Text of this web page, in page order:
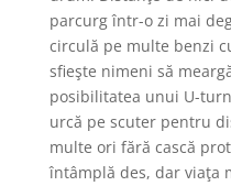
parcurg într-o zi mai
circulă pe multe benzi
sfieşte nimeni să
posibilitatea unui U-
urcă pe scuter pentru
multe ori fără cască
întâmplă des, dar viaţa